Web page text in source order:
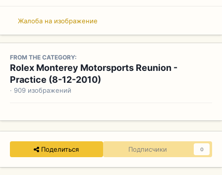
Жалоба на изображение
FROM THE CATEGORY:
Rolex Monterey Motorsports Reunion -
Practice (8-12-2010)
· 909 изображений
Поделиться Подписчики 0